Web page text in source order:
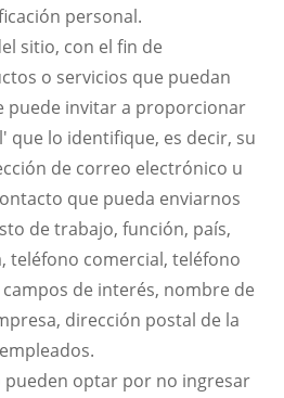
personal.
sitio, con el fin de
o servicios que puedan
puede invitar a proporcionar
que lo identifique, es decir, su
de correo electrónico u
que pueda enviarnos
de trabajo, función, país,
teléfono comercial, teléfono
de interés, nombre de
dirección postal de la
pueden optar por no ingresar